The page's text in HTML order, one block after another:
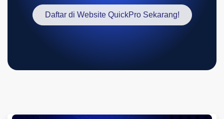
Daftar di Website QuickPro Sekarang!